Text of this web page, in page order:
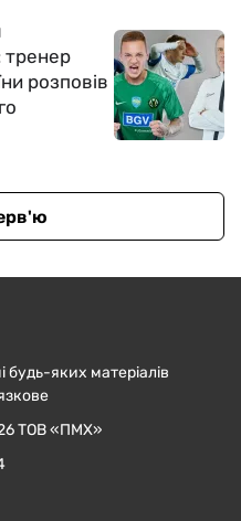
тренер
розповів
яких матеріалів
ТОВ «ПМХ»